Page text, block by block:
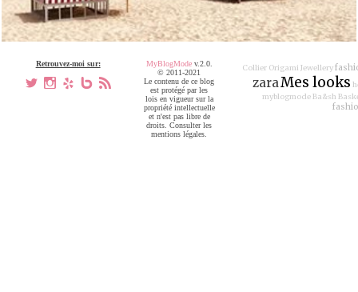
Retrouvez-moi sur:
a x h V ,
Collier Origami Jewellery
zaraMes looks
myblogmodeBa&sh
MyBlogModev.2.0.
© 2011-2021
Le contenu de ce blog
est protégé par les
lois en vigueur sur la
propriété intellectuelle
et n'est pas libre de
droits. Consulter les
mentions légales.